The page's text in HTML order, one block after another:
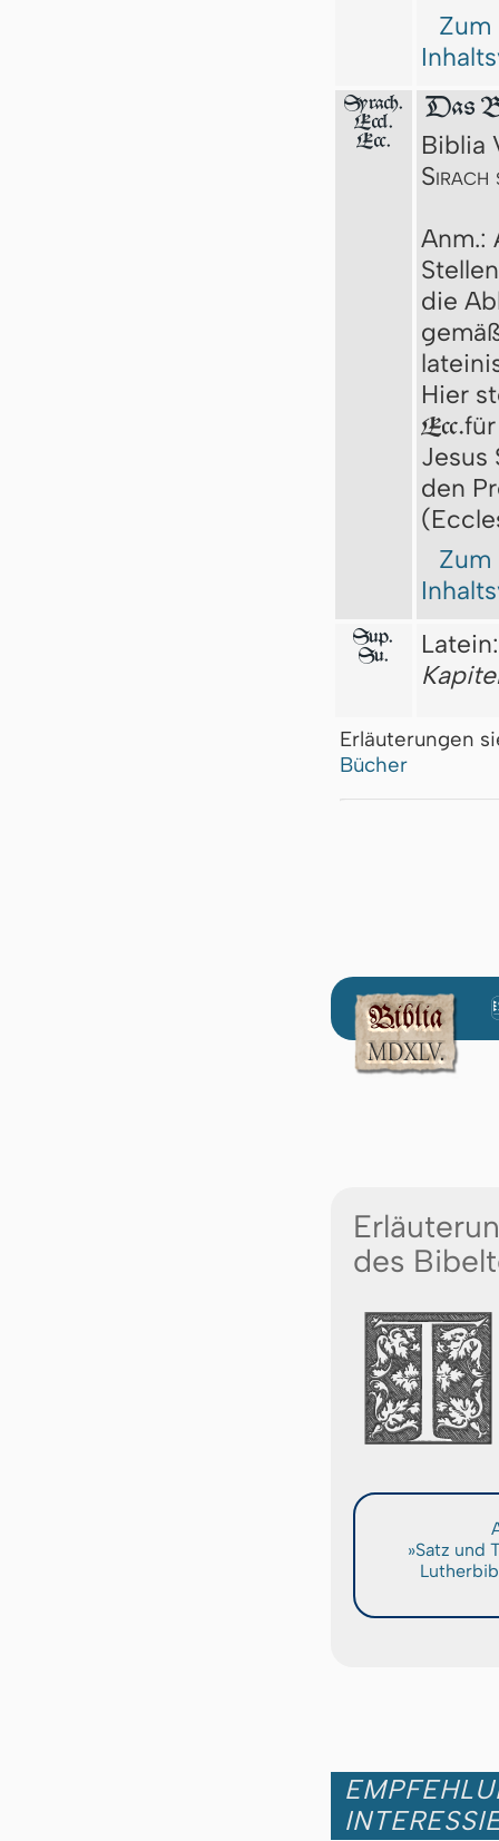
Zum
Syrach.
Eccl.
Ecc.
Das
Biblia
Sirach
Anm.:
die
Hier
Ecc.
Jesus
den
Zum
Sup.
Su.
Erläuterungen
Bücher
des
»Satz und